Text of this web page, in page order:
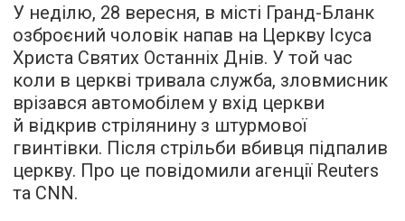
У неділю, 28 вересня, в місті Гранд-Бланк
озброєний чоловік напав на Церкву Ісуса
Христа Святих Останніх Днів. У той час
коли в церкві тривала служба, зловмисник
врізався автомобілем у вхід церкви
й відкрив стрілянину з штурмової
гвинтівки. Після стрільби вбивця підпалив
церкву. Про це повідомили агенції Reuters
та CNN.